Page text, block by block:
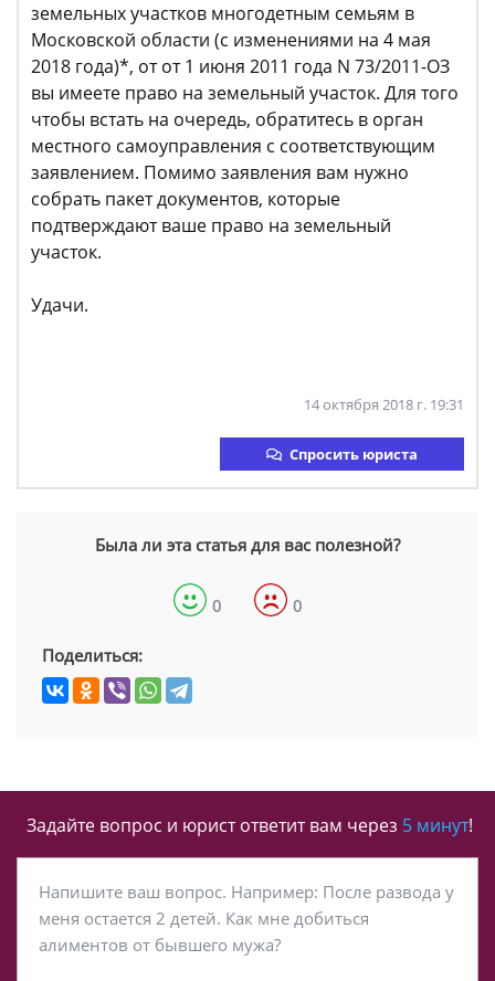
земельных участков многодетным семьям в
Московской области (с изменениями на 4 мая
2018 года)*, от от 1 июня 2011 года N 73/2011-ОЗ
вы имеете право на земельный участок. Для того
чтобы встать на очередь, обратитесь в орган
местного самоуправления с соответствующим
заявлением. Помимо заявления вам нужно
собрать пакет документов, которые
подтверждают ваше право на земельный
участок.
Удачи.
14 октября 2018 г. 19:31
Спросить юриста
Была ли эта статья для вас полезной?
0 0
Поделиться:
Задайте вопрос и юрист ответит вам через 5 минут!